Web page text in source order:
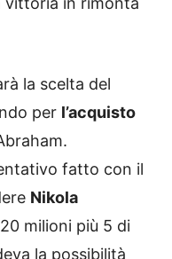
la scelta del
per l’acquisto
fatto con il
Nikola
milioni più 5 di
la possibilità